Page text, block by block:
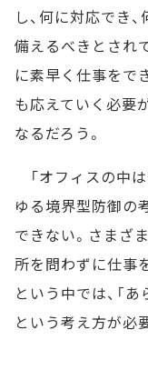
し、何に対応でき
備えるべきとされ
に素早く仕事をで
も応えていく必要
なるだろう。
「オフィスの中
ゆる境界型防御の
できない。さまざ
所を問わずに仕事
という中では、「
という考え方が必